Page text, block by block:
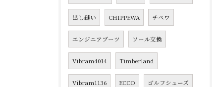
出し縫い CHIPPEWA チペワ
エンジニアブーツ ソール交換
Vibram4014 Timberland
Vibram1136 ECCO ゴルフシューズ